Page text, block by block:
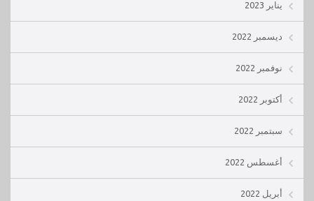
يناير 2023
ديسمبر 2022
نوفمبر 2022
أكتوبر 2022
سبتمبر 2022
أغسطس 2022
أبريل 2022